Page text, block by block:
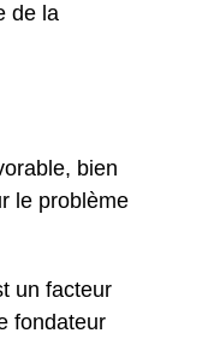
de la
bien
le problème
un facteur
fondateur